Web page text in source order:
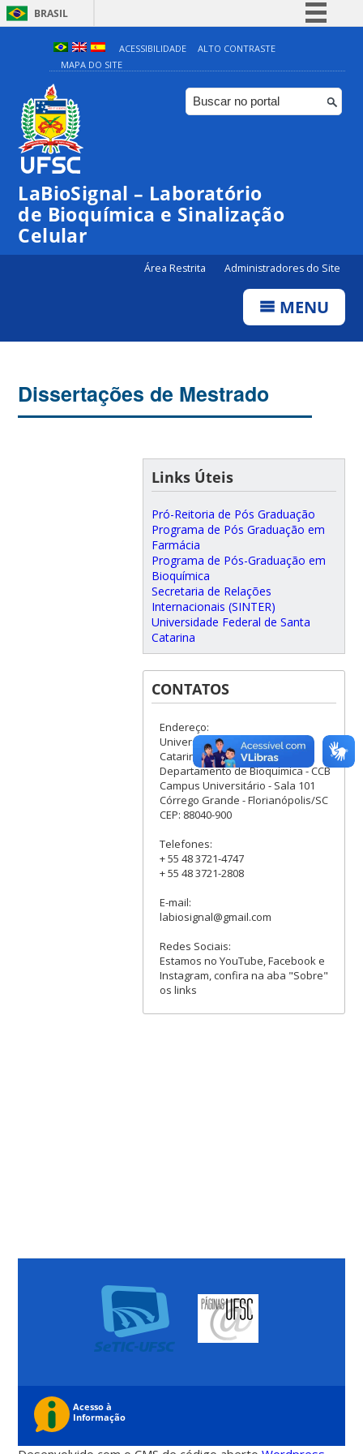
BRASIL
Simplifique!
Comunica BR
Participe
ACESSIBILIDADE
ALTO CONTRASTE
MAPA DO SITE
LaBioSignal – Laboratório
de Bioquímica e Sinalização
Celular
Área Restrita Administradores do Site
MENU
Dissertações de Mestrado
Links Úteis
Pró-Reitoria de Pós Graduação
Programa de Pós Graduação em
Farmácia
Programa de Pós-Graduação em
Bioquímica
Secretaria de Relações
Internacionais (SINTER)
Universidade Federal de Santa
Catarina
CONTATOS
Endereço:
Universidade Federal de Santa
Catarina
Departamento de Bioquímica - CCB
Campus Universitário - Sala 101
Córrego Grande - Florianópolis/SC
CEP: 88040-900
Telefones:
+ 55 48 3721-4747
+ 55 48 3721-2808
E-mail:
labiosignal@gmail.com
Redes Sociais:
Estamos no YouTube, Facebook e
Instagram, confira na aba "Sobre"
os links